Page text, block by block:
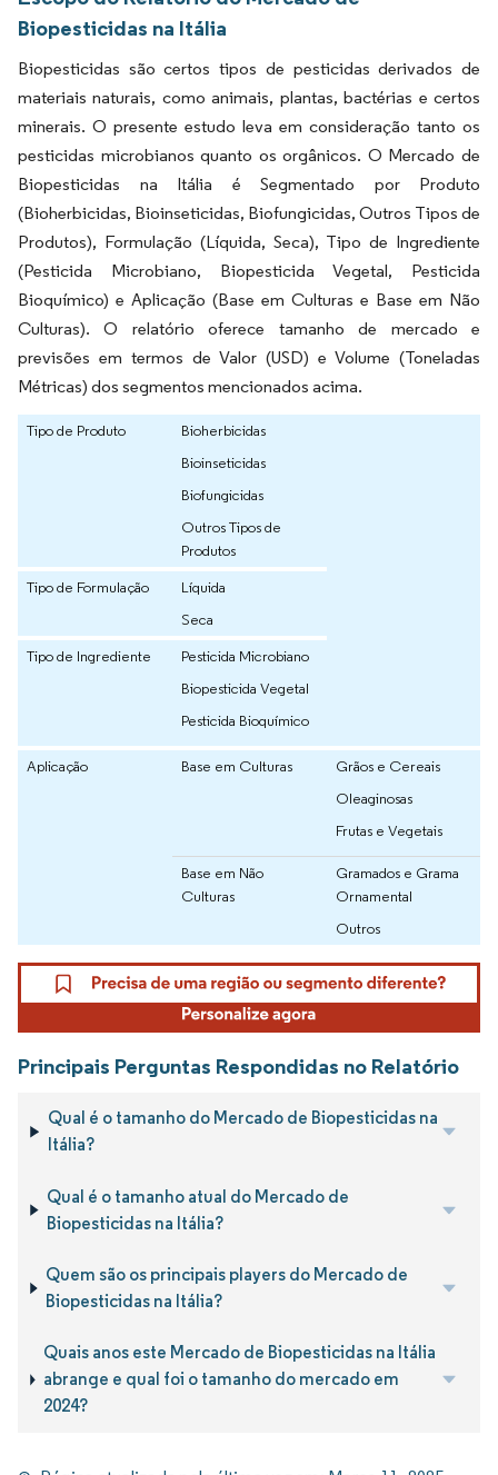
Biopesticidas na Itália
Biopesticidas são certos tipos de pesticidas derivados de
materiais naturais, como animais, plantas, bactérias e certos
minerais. O presente estudo leva em consideração tanto os
pesticidas microbianos quanto os orgânicos. O Mercado de
Biopesticidas na Itália é Segmentado por Produto
(Bioherbicidas, Bioinseticidas, Biofungicidas, Outros Tipos de
Produtos), Formulação (Líquida, Seca), Tipo de Ingrediente
(Pesticida Microbiano, Biopesticida Vegetal, Pesticida
Bioquímico) e Aplicação (Base em Culturas e Base em Não
Culturas). O relatório oferece tamanho de mercado e
previsões em termos de Valor (USD) e Volume (Toneladas
Métricas) dos segmentos mencionados acima.
Tipo de Produto
Bioherbicidas
Bioinseticidas
Biofungicidas
Outros Tipos de
Produtos
Tipo de Formulação
Líquida
Seca
Tipo de Ingrediente
Pesticida Microbiano
Biopesticida Vegetal
Pesticida Bioquímico
Aplicação Base em Culturas
Grãos e Cereais
Oleaginosas
Frutas e Vegetais
Base em Não
Culturas
Gramados e Grama
Ornamental
Outros
Principais Perguntas Respondidas no Relatório
Qual é o tamanho do Mercado de Biopesticidas na
Itália?
Qual é o tamanho atual do Mercado de
Biopesticidas na Itália?
Quem são os principais players do Mercado de
Biopesticidas na Itália?
Quais anos este Mercado de Biopesticidas na Itália
abrange e qual foi o tamanho do mercado em
2024?